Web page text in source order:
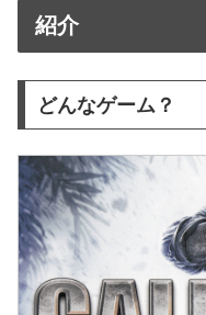
紹介
どんなゲーム？